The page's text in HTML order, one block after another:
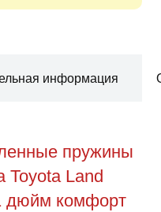
информация
пружины
Toyota Land
дюйм комфорт